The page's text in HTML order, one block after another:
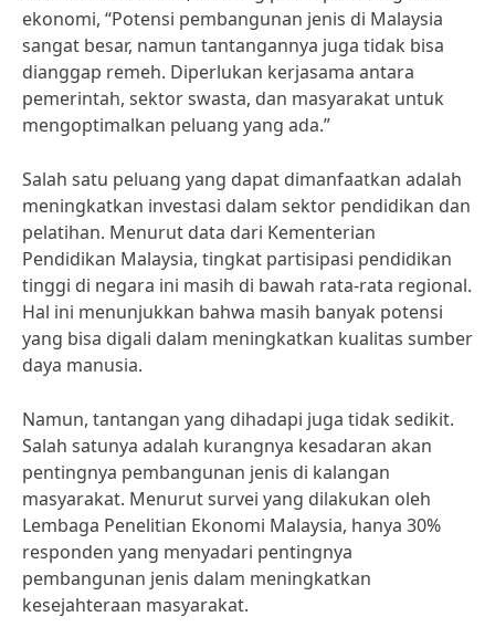
ekonomi, “Potensi pembangunan jenis di Malaysia
sangat besar, namun tantangannya juga tidak bisa
dianggap remeh. Diperlukan kerjasama antara
pemerintah, sektor swasta, dan masyarakat untuk
mengoptimalkan peluang yang ada.”
Salah satu peluang yang dapat dimanfaatkan adalah
meningkatkan investasi dalam sektor pendidikan dan
pelatihan. Menurut data dari Kementerian
Pendidikan Malaysia, tingkat partisipasi pendidikan
tinggi di negara ini masih di bawah rata-rata regional.
Hal ini menunjukkan bahwa masih banyak potensi
yang bisa digali dalam meningkatkan kualitas sumber
daya manusia.
Namun, tantangan yang dihadapi juga tidak sedikit.
Salah satunya adalah kurangnya kesadaran akan
pentingnya pembangunan jenis di kalangan
masyarakat. Menurut survei yang dilakukan oleh
Lembaga Penelitian Ekonomi Malaysia, hanya 30%
responden yang menyadari pentingnya
pembangunan jenis dalam meningkatkan
kesejahteraan masyarakat.